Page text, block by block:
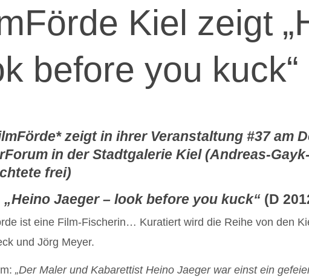
Kiel zeigt
before you kuck“
zeigt in ihrer Veranstaltung #37am
in der Stadtgalerie Kiel (Andreas-
frei)
„Heino Jaeger – look before you kuck“ (D
ist eine Film-Fischerin… Kuratiert wird die Reihe von den
und Jörg Meyer.
„Der Maler und Kabarettist Heino Jaeger war einst ein